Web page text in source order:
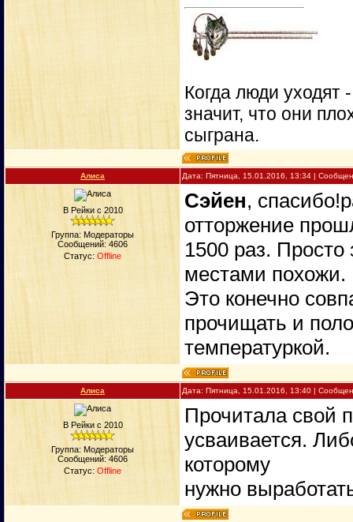
Когда люди уходят
значит, что они
сыграна.
Алиса Дата: Пятница, 15.01.2016, 13:34 |
В Рейки с 2010
Группа: Модераторы
Сообщений: 4606
Статус: Offline
Сэйен,
отторжение
1500 раз.
местами похожи.
Это конечно
прочищать и
температуркой.
Алиса Дата: Пятница, 15.01.2016, 13:40 |
В Рейки с 2010
Группа: Модераторы
Сообщений: 4606
Статус: Offline
Прочитала свой
усваивается.
которому
нужно